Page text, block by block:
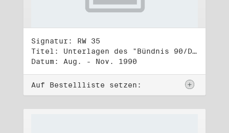
Signatur: RW 35
Titel: Unterlagen des "Bündnis 90/Die Grünen - BürgerInnenbewegung", Wahlbündnis zur Bundestagswahl am 2.12.1990 (3)
Datum: Aug. - Nov. 1990
Auf Bestellliste setzen: